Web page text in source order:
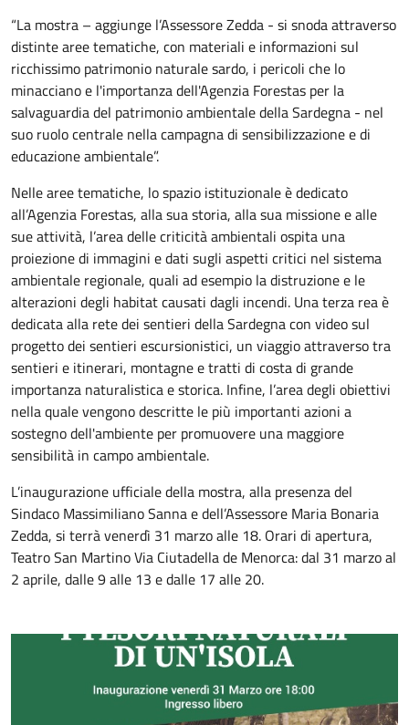
“La mostra – aggiunge l’Assessore Zedda - si snoda attraverso
distinte aree tematiche, con materiali e informazioni sul
ricchissimo patrimonio naturale sardo, i pericoli che lo
minacciano e l'importanza dell'Agenzia Forestas per la
salvaguardia del patrimonio ambientale della Sardegna - nel
suo ruolo centrale nella campagna di sensibilizzazione e di
educazione ambientale”.
Nelle aree tematiche, lo spazio istituzionale è dedicato
all’Agenzia Forestas, alla sua storia, alla sua missione e alle
sue attività, l’area delle criticità ambientali ospita una
proiezione di immagini e dati sugli aspetti critici nel sistema
ambientale regionale, quali ad esempio la distruzione e le
alterazioni degli habitat causati dagli incendi. Una terza rea è
dedicata alla rete dei sentieri della Sardegna con video sul
progetto dei sentieri escursionistici, un viaggio attraverso tra
sentieri e itinerari, montagne e tratti di costa di grande
importanza naturalistica e storica. Infine, l’area degli obiettivi
nella quale vengono descritte le più importanti azioni a
sostegno dell'ambiente per promuovere una maggiore
sensibilità in campo ambientale.
L’inaugurazione ufficiale della mostra, alla presenza del
Sindaco Massimiliano Sanna e dell’Assessore Maria Bonaria
Zedda, si terrà venerdì 31 marzo alle 18. Orari di apertura,
Teatro San Martino Via Ciutadella de Menorca: dal 31 marzo al
2 aprile, dalle 9 alle 13 e dalle 17 alle 20.